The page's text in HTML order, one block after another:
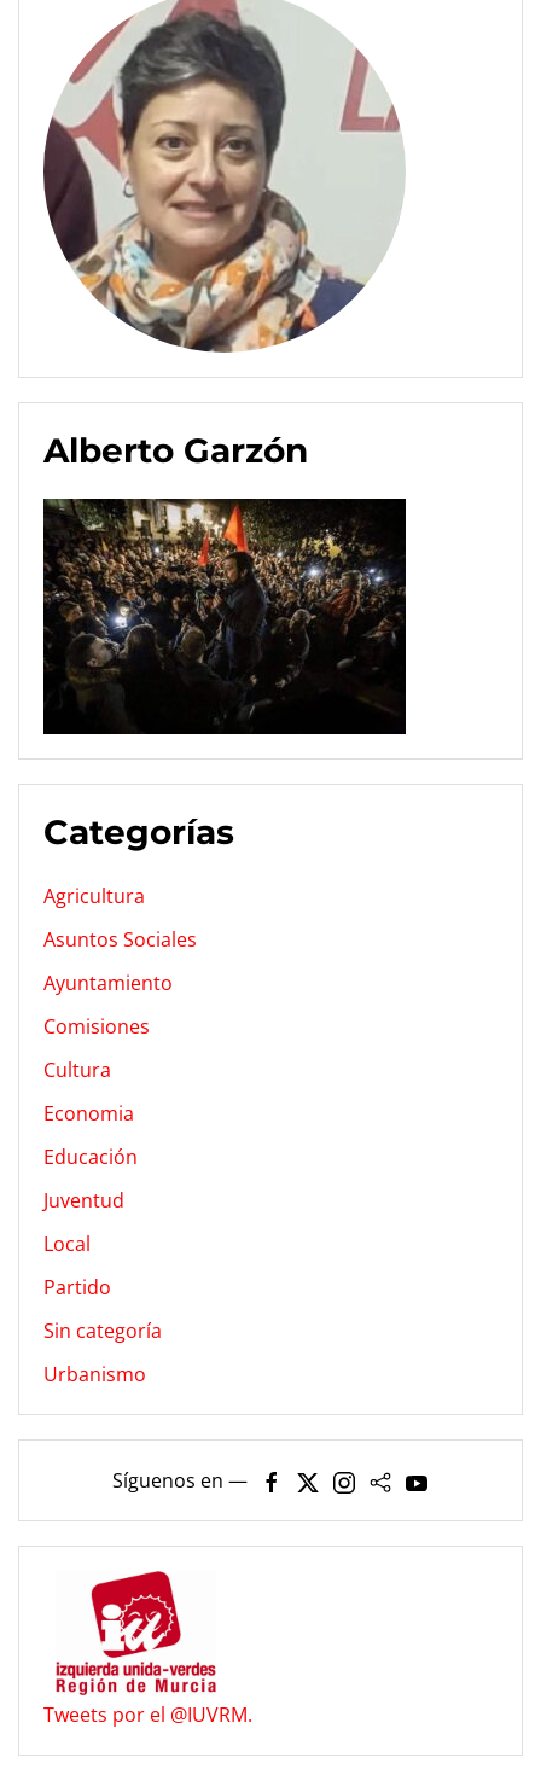
Alberto Garzón
Categorías
Agricultura
Asuntos Sociales
Ayuntamiento
Comisiones
Cultura
Economia
Educación
Juventud
Local
Partido
Sin categoría
Urbanismo
Síguenos en —
Tweets por el @IUVRM.